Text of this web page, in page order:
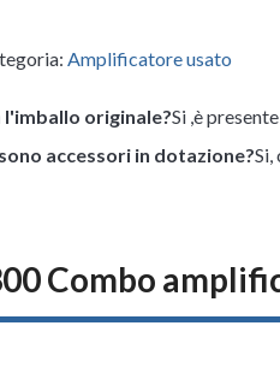
Amplificatore usato
l'imballo originale?Si ,è presente
accessori in dotazione?
Combo